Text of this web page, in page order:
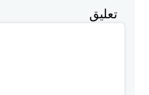
تعليق